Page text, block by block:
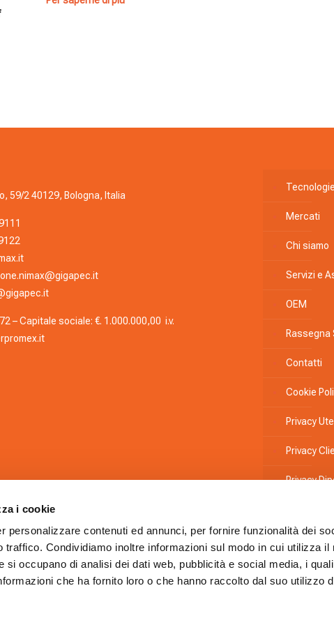
i cookie
personalizzare contenuti ed annunci, per fornire funzionalità dei
traffico. Condividiamo inoltre informazioni sul modo in cui utilizza il
si occupano di analisi dei dati web, pubblicità e social media, i
che ha fornito loro o che hanno raccolto dal suo utilizzo
59/2 40129, Bologna, Italia
– Capitale sociale: €. 1.000.000,00 i.v.
Tecnologie
Mercati
Chi siamo
Servizi e
OEM
Rassegna
Contatti
Cookie
Privacy
Privacy
Privacy
Codice